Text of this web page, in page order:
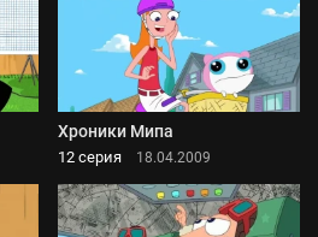
Хроники Мипа
12 серия 18.04.2009